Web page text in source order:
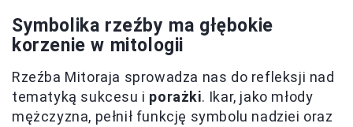
Symbolika rzeźby ma głębokie
korzenie w mitologii
Rzeźba Mitoraja sprowadza nas do refleksji nad
tematyką sukcesu i porażki. Ikar, jako młody
mężczyzna, pełnił funkcję symbolu nadziei oraz